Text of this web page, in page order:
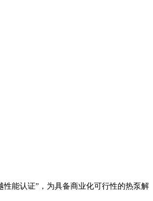
能认证”，为具备商业化可行性的热泵解